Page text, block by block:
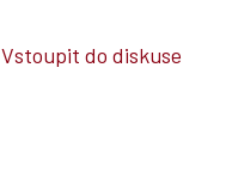
Vstoupit do diskuse